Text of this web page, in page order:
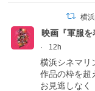
横
映画『軍服
·
12h
横浜シネマリ
作品の枠を超
お見逃しなく